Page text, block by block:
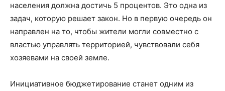
населения должна достичь 5 процентов. Это одна из
задач, которую решает закон. Но в первую очередь он
направлен на то, чтобы жители могли совместно с
властью управлять территорией, чувствовали себя
хозяевами на своей земле.
Инициативное бюджетирование станет одним из